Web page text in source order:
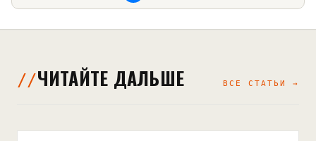
ЧИТАЙТЕ ДАЛЬШЕ ВСЕ СТАТЬИ →